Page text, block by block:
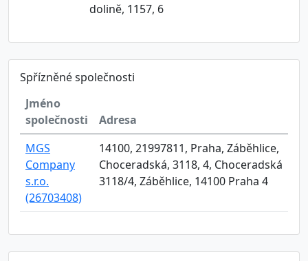
dolině, 1157, 6
Spřízněné společnosti
Jméno
společnosti
Adresa
MGS
Company
s.r.o.
(26703408)
14100, 21997811, Praha, Záběhlice,
Choceradská, 3118, 4, Choceradská
3118/4, Záběhlice, 14100 Praha 4